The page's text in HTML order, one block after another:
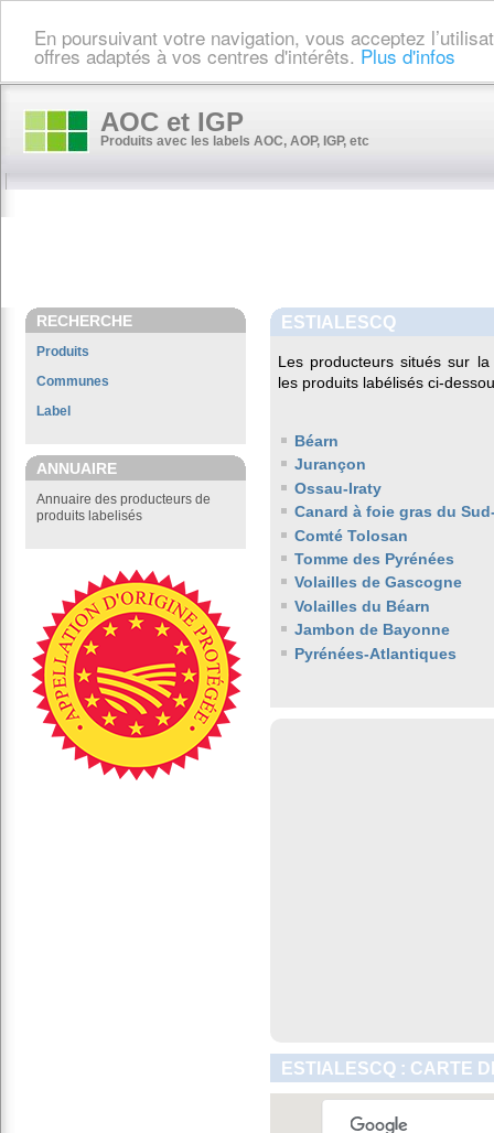
En poursuivant votre navigation, vous acceptez
offres adaptés à vos centres d'intérêts. Plus d'infos
AOC et IGP
Produits avec les labels AOC, AOP, IGP, etc
RECHERCHE
Produits
Communes
Label
ANNUAIRE
Annuaire des producteurs de
produits labelisés
ESTIALESCQ
Les producteurs situés sur
les produits labélisés ci-
Béarn
Jurançon
Ossau-Iraty
Canard à foie gras du
Comté Tolosan
Tomme des Pyrénées
Volailles de Gascogne
Volailles du Béarn
Jambon de Bayonne
Pyrénées-Atlantiques
ESTIALESCQ : CARTE